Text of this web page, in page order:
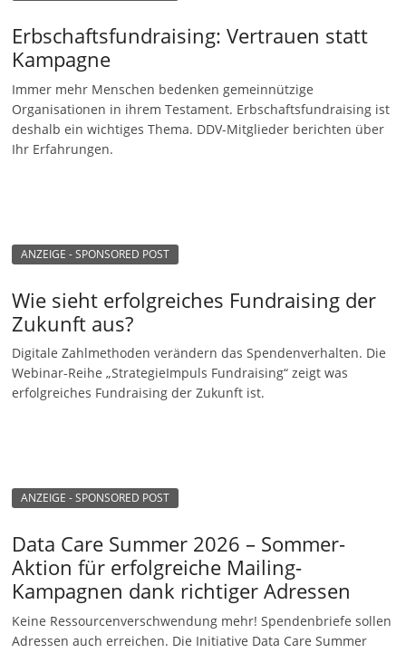
Erbschaftsfundraising: Vertrauen statt
Kampagne
Immer mehr Menschen bedenken gemeinnützige
Organisationen in ihrem Testament. Erbschaftsfundraising ist
deshalb ein wichtiges Thema. DDV-Mitglieder berichten über
Ihr Erfahrungen.
ANZEIGE - SPONSORED POST
Wie sieht erfolgreiches Fundraising der
Zukunft aus?
Digitale Zahlmethoden verändern das Spendenverhalten. Die
Webinar-Reihe „StrategieImpuls Fundraising“ zeigt was
erfolgreiches Fundraising der Zukunft ist.
ANZEIGE - SPONSORED POST
Data Care Summer 2026 – Sommer-
Aktion für erfolgreiche Mailing-
Kampagnen dank richtiger Adressen
Keine Ressourcenverschwendung mehr! Spendenbriefe sollen
Adressen auch erreichen. Die Initiative Data Care Summer